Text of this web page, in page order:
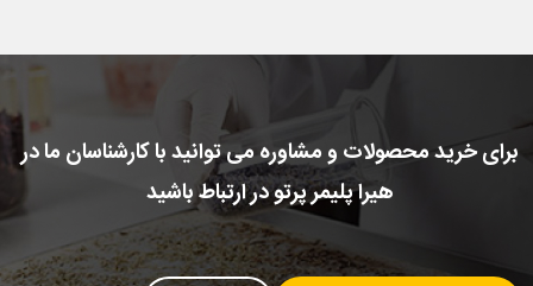
برای خرید محصولات و مشاوره می توانید با کارشناسان ما در
هیرا پلیمر پرتو در ارتباط باشید